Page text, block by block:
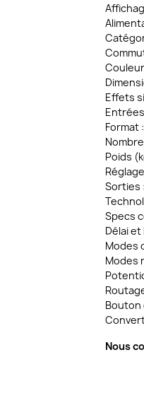
Effets
Format
Poids
Sorties
Specs
Délai
Modes
Modes
Bouton
Nous